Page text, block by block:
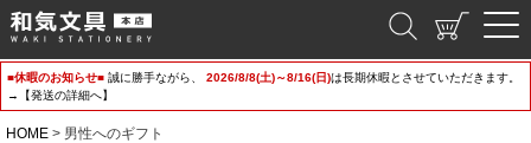
■休暇のお知らせ■ 誠に勝手ながら、 2026/8/8(土)～8/16(日)は長期休暇とさせていただきます。
→【発送の詳細へ】
HOME 男性へのギフト